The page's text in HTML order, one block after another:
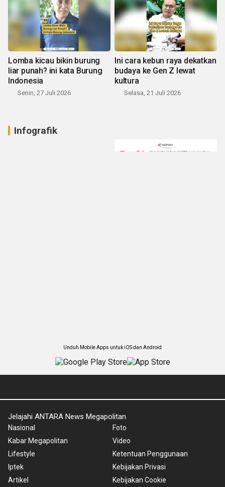
Lomba kicau bikin burung
liar punah? ini kata Burung
Indonesia
Senin, 27 Juli 2026
Ini cara kebun raya dekatkan
budaya ke Gen Z lewat
kultura
Selasa, 21 Juli 2026
Infografik
Unduh Mobile Apps untuk iOS dan Android
Jelajahi ANTARA News Megapolitan
Nasional
Kabar Megapolitan
Lifestyle
Iptek
Artikel
Foto
Video
Ketentuan Penggunaan
Kebijakan Privasi
Kebijakan Cookie